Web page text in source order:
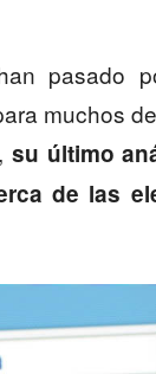
pasado
muchos
su último
de las